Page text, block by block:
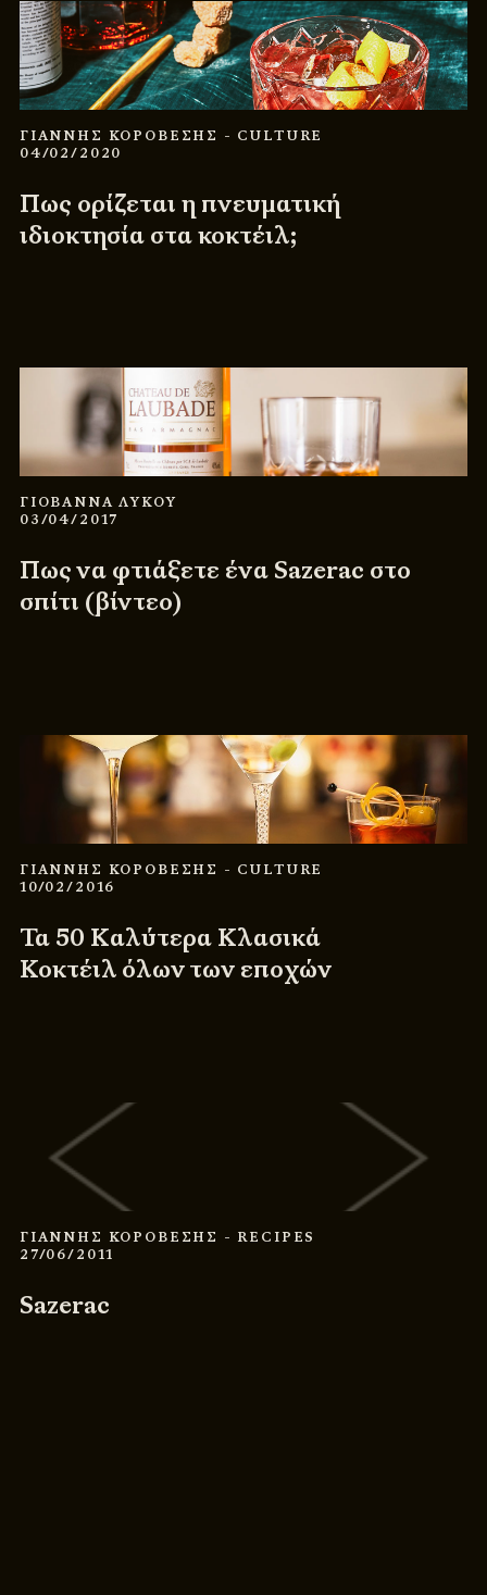
ΓΙΑΝΝΗΣ ΚΟΡΟΒΕΣΗΣ - CULTURE
04/02/2020
Πως ορίζεται η πνευματική
ιδιοκτησία στα κοκτέιλ;
ΓΙΟΒΑΝΝΑ ΛΥΚΟΥ
03/04/2017
Πως να φτιάξετε ένα Sazerac στο
σπίτι (βίντεο)
ΓΙΑΝΝΗΣ ΚΟΡΟΒΕΣΗΣ - CULTURE
10/02/2016
Τα 50 Καλύτερα Κλασικά
Κοκτέιλ όλων των εποχών
ΓΙΑΝΝΗΣ ΚΟΡΟΒΕΣΗΣ - RECIPES
27/06/2011
Sazerac